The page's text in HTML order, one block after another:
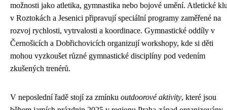
možnosti jako atletika, gymnastika nebo bojové umění. Atletické
v Roztokách a Jesenici připravují speciální programy zaměřené na
rozvoj rychlosti, vytrvalosti a koordinace. Gymnastické oddíly v
Černošicích a Dobřichovicích organizují workshopy, kde si děti
mohou vyzkoušet různé gymnastické disciplíny pod vedením
zkušených trenérů.
V neposlední řadě stojí za zmínku outdoorové aktivity, které jsou